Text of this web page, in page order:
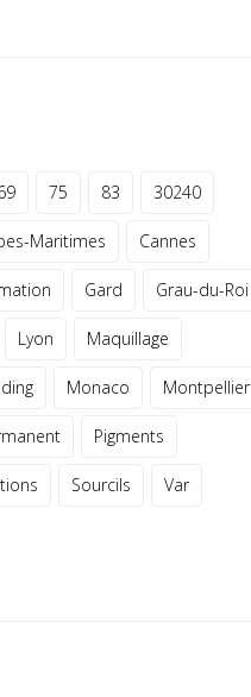
75 83 30240
Maritimes Cannes
Gard Grau-du-Roi
Lyon Maquillage
Monaco Montpellier
Pigments
Sourcils Var